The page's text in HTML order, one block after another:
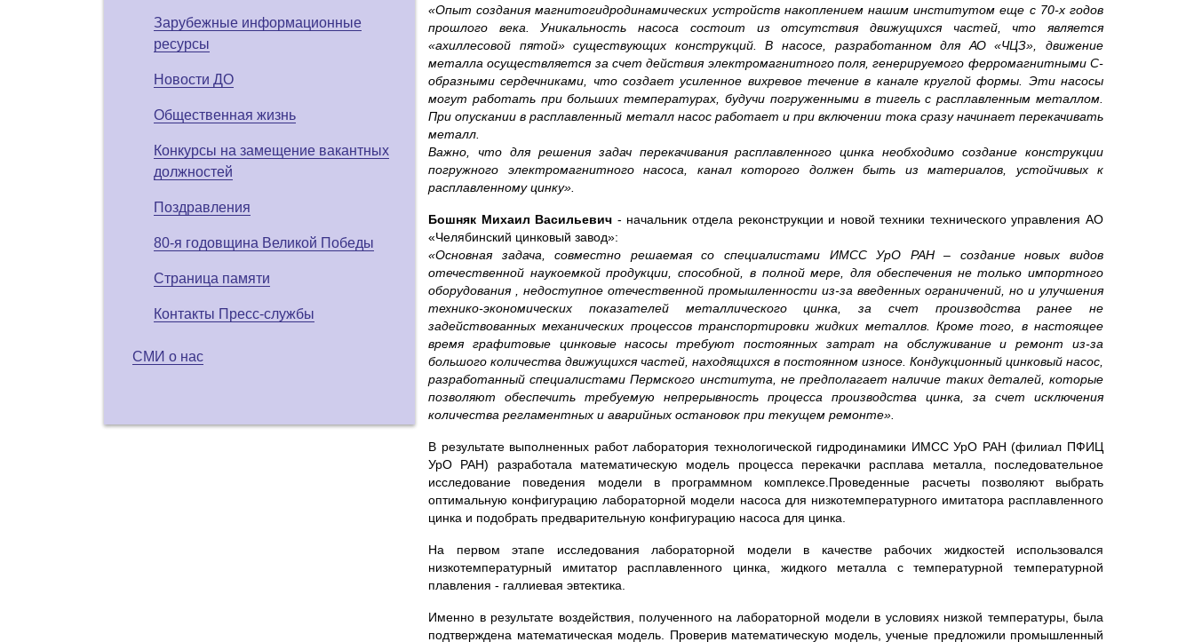
Зарубежные информационные
ресурсы
Новости ДО
Общественная жизнь
Конкурсы на замещение вакантных
должностей
Поздравления
80-я годовщина Великой Победы
Страница памяти
Контакты Пресс-службы
СМИ о нас
«Опыт создания магнитогидродинамических устройств накоплением нашим институтом еще с 70-х годов
прошлого века. Уникальность насоса состоит из отсутствия движущихся частей, что является
«ахиллесовой пятой» существующих конструкций. В насосе, разработанном для АО «ЧЦЗ», движение
металла осуществляется за счет действия электромагнитного поля, генерируемого ферромагнитными С-
образными сердечниками, что создает усиленное вихревое течение в канале круглой формы. Эти насосы
могут работать при больших температурах, будучи погруженными в тигель с расплавленным металлом.
При опускании в расплавленный металл насос работает и при включении тока сразу начинает перекачивать
металл.
Важно, что для решения задач перекачивания расплавленного цинка необходимо создание конструкции
погружного электромагнитного насоса, канал которого должен быть из материалов, устойчивых к
расплавленному цинку».
Бошняк Михаил Васильевич - начальник отдела реконструкции и новой техники технического управления АО
«Челябинский цинковый завод»:
«Основная задача, совместно решаемая со специалистами ИМСС УрО РАН – создание новых видов
отечественной наукоемкой продукции, способной, в полной мере, для обеспечения не только импортного
оборудования , недоступное отечественной промышленности из-за введенных ограничений, но и улучшения
технико-экономических показателей металлического цинка, за счет производства ранее не
задействованных механических процессов транспортировки жидких металлов. Кроме того, в настоящее
время графитовые цинковые насосы требуют постоянных затрат на обслуживание и ремонт из-за
большого количества движущихся частей, находящихся в постоянном износе. Кондукционный цинковый насос,
разработанный специалистами Пермского института, не предполагает наличие таких деталей, которые
позволяют обеспечить требуемую непрерывность процесса производства цинка, за счет исключения
количества регламентных и аварийных остановок при текущем ремонте».
В результате выполненных работ лаборатория технологической гидродинамики ИМСС УрО РАН (филиал ПФИЦ
УрО РАН) разработала математическую модель процесса перекачки расплава металла, последовательное
исследование поведения модели в программном комплексе. Проведенные расчеты позволяют выбрать
оптимальную конфигурацию лабораторной модели насоса для низкотемпературного имитатора расплавленного
цинка и подобрать предварительную конфигурацию насоса для цинка.
На первом этапе исследования лабораторной модели в качестве рабочих жидкостей использовался
низкотемпературный имитатор расплавленного цинка, жидкого металла с температурной температурной
плавления - галлиевая эвтектика.
Именно в результате воздействия, полученного на лабораторной модели в условиях низкой температуры, была
подтверждена математическая модель. Проверив математическую модель, ученые предложили промышленный